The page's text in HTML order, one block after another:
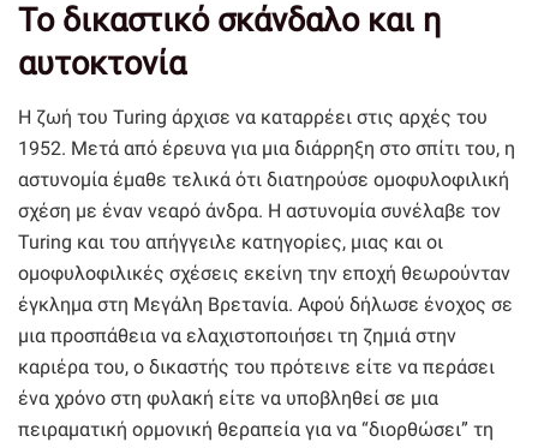
Το δικαστικό σκάνδαλο και η
αυτοκτονία
Η ζωή του Turing άρχισε να καταρρέει στις αρχές του
1952. Μετά από έρευνα για μια διάρρηξη στο σπίτι του, η
αστυνομία έμαθε τελικά ότι διατηρούσε ομοφυλοφιλική
σχέση με έναν νεαρό άνδρα. Η αστυνομία συνέλαβε τον
Turing και του απήγγειλε κατηγορίες, μιας και οι
ομοφυλοφιλικές σχέσεις εκείνη την εποχή θεωρούνταν
έγκλημα στη Μεγάλη Βρετανία. Αφού δήλωσε ένοχος σε
μια προσπάθεια να ελαχιστοποιήσει τη ζημιά στην
καριέρα του, ο δικαστής του πρότεινε είτε να περάσει
ένα χρόνο στη φυλακή είτε να υποβληθεί σε μια
πειραματική ορμονική θεραπεία για να “διορθώσει” τη